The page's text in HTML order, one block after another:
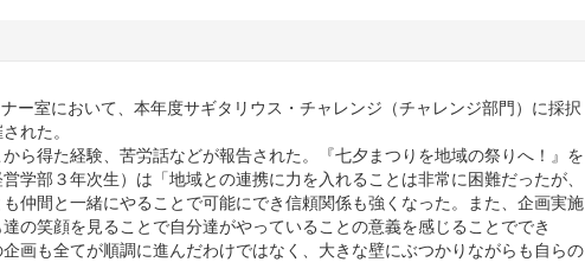
ー室において、本年度サギタリウス・チャレンジ（チャレンジ部門）に採択
れた。
ら得た経験、苦労話などが報告された。『七夕まつりを地域の祭りへ！』を
学部３年次生）は「地域との連携に力を入れることは非常に困難だったが、
仲間と一緒にやることで可能にでき信頼関係も強くなった。また、企画実施
の笑顔を見ることで自分達がやっていることの意義を感じることででき
画も全てが順調に進んだわけではなく、大きな壁にぶつかりながらも自らの